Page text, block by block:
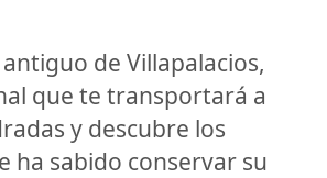
de Villapalacios,
que te transportará a
y descubre los
ha sabido conservar su